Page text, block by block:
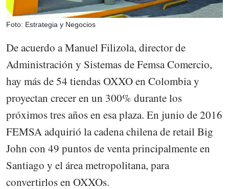
Foto: Estrategia y Negocios
De acuerdo a Manuel Filizola, director de
Administración y Sistemas de Femsa Comercio,
hay más de 54 tiendas OXXO en Colombia y
proyectan crecer en un 300% durante los
próximos tres años en esa plaza. En junio de 2016
FEMSA adquirió la cadena chilena de retail Big
John con 49 puntos de venta principalmente en
Santiago y el área metropolitana, para
convertirlos en OXXOs.